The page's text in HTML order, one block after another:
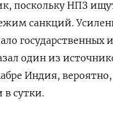
поскольку НПЗ
санкций.
государственных
один из
Индия,
в сутки.